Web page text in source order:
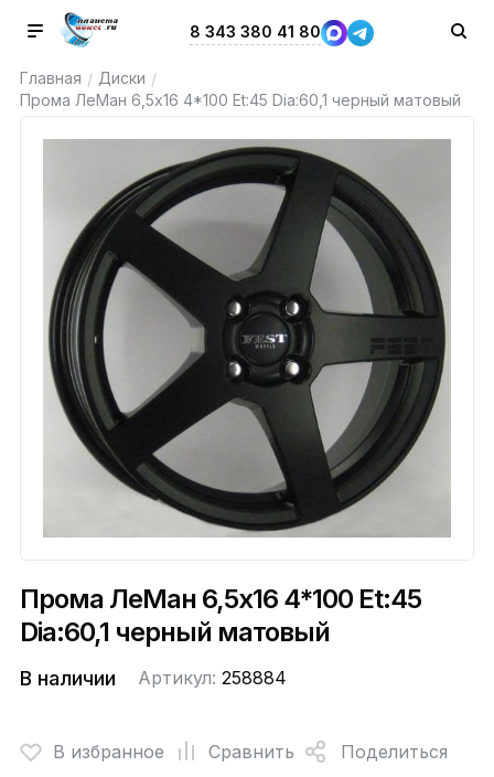
8 343 380 41 80
Главная / Диски /
Прома ЛеМан 6,5x16 4*100 Et:45 Dia:60,1 черный матовый
Прома ЛеМан 6,5x16 4*100 Et:45
Dia:60,1 черный матовый
В наличии Артикул: 258884
В избранное Сравнить
Поделиться